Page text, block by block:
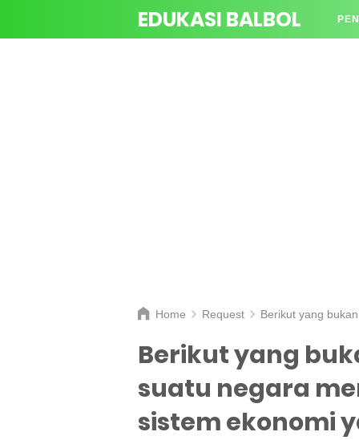
EDUKASI BALBOL
Home Request Berikut yang bukan
Berikut yang
suatu negara
sistem ekonomi